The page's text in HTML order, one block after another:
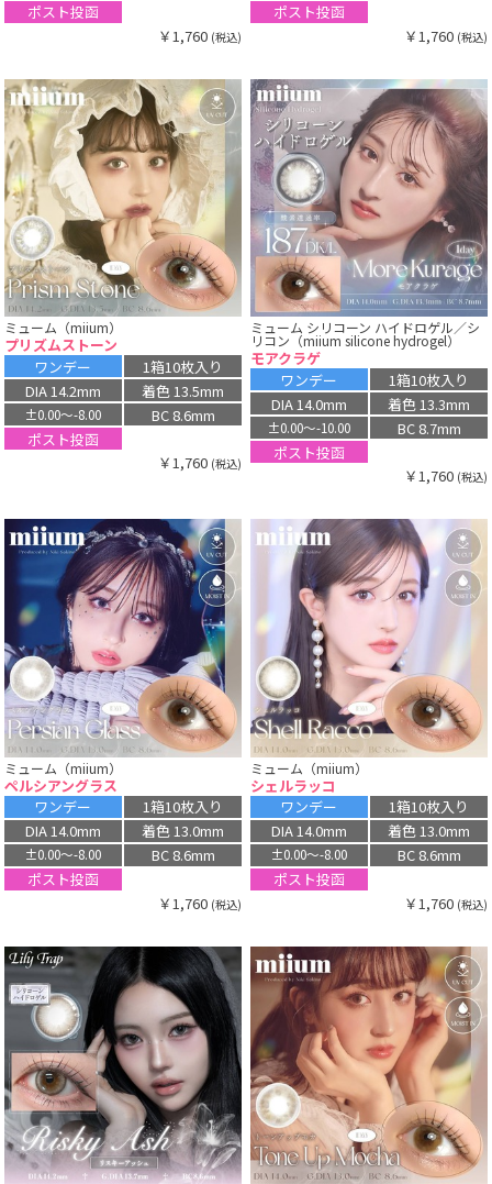
ポスト投函
￥1,760 (税込)
ポスト投函
￥1,760 (税込)
ミューム（miium）
プリズムストーン
ワンデー
1箱10枚入り
DIA 14.2mm
着色 13.5mm
±0.00〜-8.00
BC 8.6mm
ポスト投函
￥1,760 (税込)
ミューム シリコーン ハイドロゲル／シ
リコン（miium silicone hydrogel）
モアクラゲ
ワンデー
1箱10枚入り
DIA 14.0mm
着色 13.3mm
±0.00〜-10.00
BC 8.7mm
ポスト投函
￥1,760 (税込)
ミューム（miium）
ペルシアングラス
ワンデー
1箱10枚入り
DIA 14.0mm
着色 13.0mm
±0.00〜-8.00
BC 8.6mm
ポスト投函
￥1,760 (税込)
ミューム（miium）
シェルラッコ
ワンデー
1箱10枚入り
DIA 14.0mm
着色 13.0mm
±0.00〜-8.00
BC 8.6mm
ポスト投函
￥1,760 (税込)